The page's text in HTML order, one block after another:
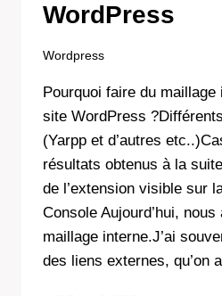
WordPress
Wordpress
Pourquoi faire du maillage
site WordPress
(Yarpp et d’autres
résultats obtenus à la
de l’extension visible sur
Console Aujourd’hui,
maillage interne.J’ai
des liens externes, qu’on